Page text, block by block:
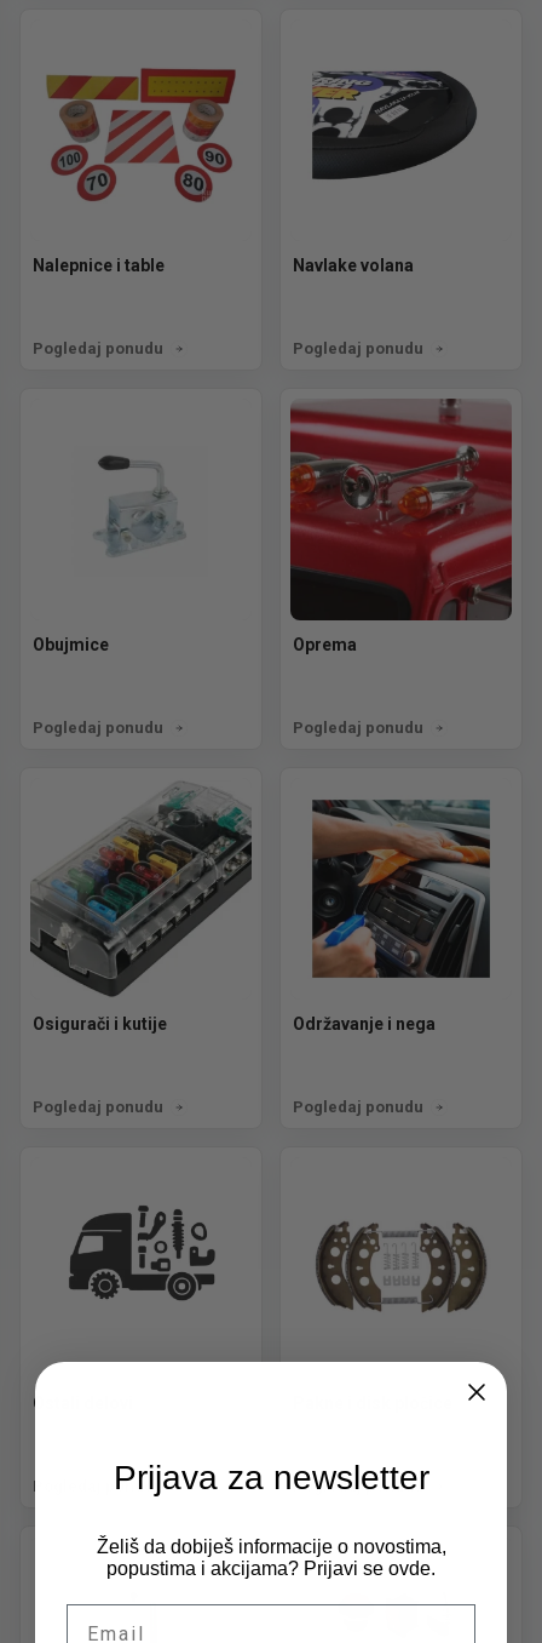
Nalepnice i table
Pogledaj ponudu
Navlake volana
Pogledaj ponudu
Obujmice
Pogledaj ponudu
Oprema
Pogledaj ponudu
Osigurači i kutije
Pogledaj ponudu
Održavanje i nega
Pogledaj ponudu
Ostali delovi
Pogledaj ponudu Pogledaj ponudu
Prijava za newsletter
Želiš da dobiješ informacije o novostima,
popustima i akcijama? Prijavi se ovde.